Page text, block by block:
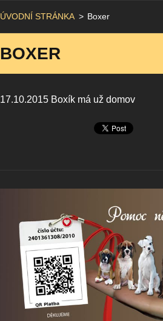
ÚVODNÍ STRÁNKA > Boxer
BOXER
17.10.2015 Boxík má už domov